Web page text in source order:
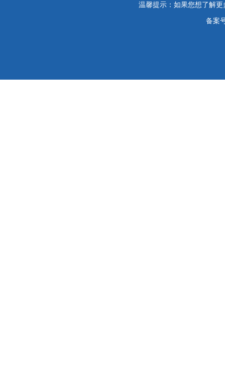
温馨提示：如果您想了解
备案